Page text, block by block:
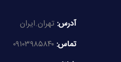
آدرس:تهران.ایران
تماس: